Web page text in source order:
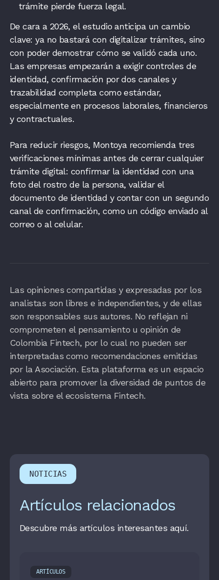
trámite pierde fuerza legal.
De cara a 2026, el estudio anticipa un cambio
clave: ya no bastará con digitalizar trámites, sino
con poder demostrar cómo se validó cada uno.
Las empresas empezarán a exigir controles de
identidad, confirmación por dos canales y
trazabilidad completa como estándar,
especialmente en procesos laborales, financieros
y contractuales.
Para reducir riesgos, Montoya recomienda tres
verificaciones mínimas antes de cerrar cualquier
trámite digital: confirmar la identidad con una
foto del rostro de la persona, validar el
documento de identidad y contar con un segundo
canal de confirmación, como un código enviado al
correo o al celular.
Las opiniones compartidas y expresadas por los
analistas son libres e independientes, y de ellas
son responsables sus autores. No reflejan ni
comprometen el pensamiento u opinión de
Colombia Fintech, por lo cual no pueden ser
interpretadas como recomendaciones emitidas
por la Asociación. Esta plataforma es un espacio
abierto para promover la diversidad de puntos de
vista sobre el ecosistema Fintech.
NOTICIAS
Artículos relacionados
Descubre más artículos interesantes aquí.
ARTÍCULOS